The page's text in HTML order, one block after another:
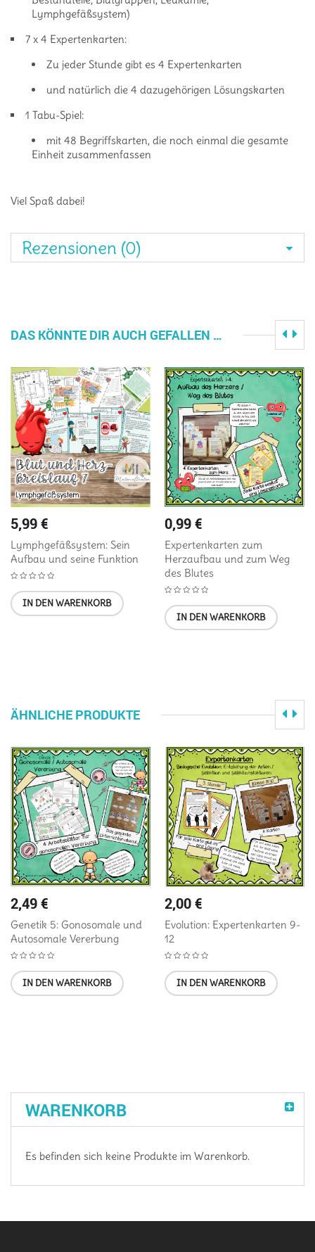
Lymphgefäßsystem)
7 x 4 Expertenkarten:
Zu jeder Stunde gibt es 4 Expertenkarten
und natürlich die 4 dazugehörigen Lösungskarten
1 Tabu-Spiel:
mit 48 Begriffskarten, die noch einmal die gesamte
Einheit zusammenfassen
Viel Spaß dabei!
Rezensionen (0)
DAS KÖNNTE DIR AUCH GEFALLEN …
5,99€
Lymphgefäßsystem: Sein
Aufbau und seine Funktion
IN DEN WARENKORB
0,99€
Expertenkarten zum
Herzaufbau und zum Weg
des Blutes
IN DEN WARENKORB
ÄHNLICHE PRODUKTE
2,49€
Genetik 5: Gonosomale und
Autosomale Vererbung
IN DEN WARENKORB
2,00€
Evolution: Expertenkarten 9-
12
IN DEN WARENKORB
WARENKORB
Es befinden sich keine Produkte im Warenkorb.